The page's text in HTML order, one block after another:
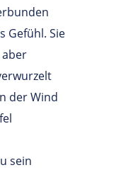
Gefühl. Sie
der Wind
sein